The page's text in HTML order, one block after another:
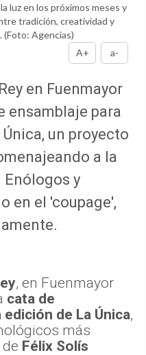
luz en los próximos meses y
tradición, creatividad y
(Foto: Agencias)
A+
a-
en Fuenmayor
ensamblaje para
un proyecto
a la
y
en el 'coupage',
, en Fuenmayor
cata de
de La Única,
más
Félix Solís